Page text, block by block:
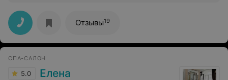
час сорок минут. Удобно, недолго, уютно и цена
приемлемая.
Отзывы19
СПА-САЛОН
5.0 Елена